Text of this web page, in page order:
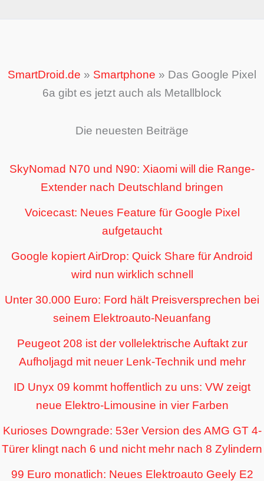
SmartDroid.de » Smartphone » Das Google Pixel
6a gibt es jetzt auch als Metallblock
Die neuesten Beiträge
SkyNomad N70 und N90: Xiaomi will die Range-
Extender nach Deutschland bringen
Voicecast: Neues Feature für Google Pixel
aufgetaucht
Google kopiert AirDrop: Quick Share für Android
wird nun wirklich schnell
Unter 30.000 Euro: Ford hält Preisversprechen bei
seinem Elektroauto-Neuanfang
Peugeot 208 ist der vollelektrische Auftakt zur
Aufholjagd mit neuer Lenk-Technik und mehr
ID Unyx 09 kommt hoffentlich zu uns: VW zeigt
neue Elektro-Limousine in vier Farben
Kurioses Downgrade: 53er Version des AMG GT 4-
Türer klingt nach 6 und nicht mehr nach 8 Zylindern
99 Euro monatlich: Neues Elektroauto Geely E2